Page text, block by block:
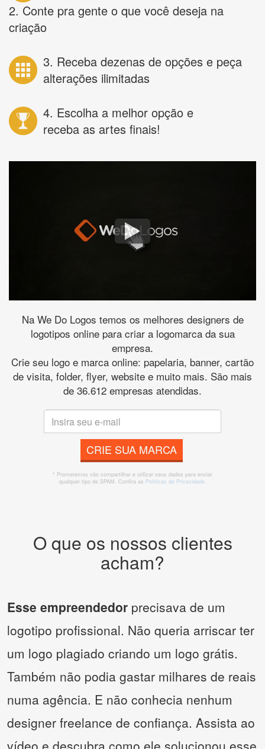
2. Conte pra gente o que você deseja na
criação
3. Receba dezenas de opções e peça
alterações ilimitadas
4. Escolha a melhor opção e
receba as artes finais!
Na We Do Logos temos os melhores designers de
logotipos online para criar a logomarca da sua
empresa.
Crie seu logo e marca online: papelaria, banner, cartão
de visita, folder, flyer, website e muito mais. São mais
de 36.612 empresas atendidas.
CRIE SUA MARCA
* Prometemos não compartilhar e utilizar seus dados para enviar
qualquer tipo de SPAM. Confira as Políticas de Privacidade.
O que os nossos clientes
acham?
Esse empreendedor precisava de um
logotipo profissional. Não queria arriscar ter
um logo plagiado criando um logo grátis.
Também não podia gastar milhares de reais
numa agência. E não conhecia nenhum
designer freelance de confiança. Assista ao